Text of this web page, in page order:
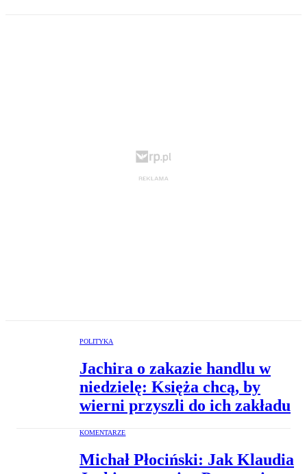
POLITYKA
Jachira o zakazie handlu w
niedzielę: Księża chcą, by
wierni przyszli do ich zakładu
KOMENTARZE
Michał Płociński: Jak Klaudia